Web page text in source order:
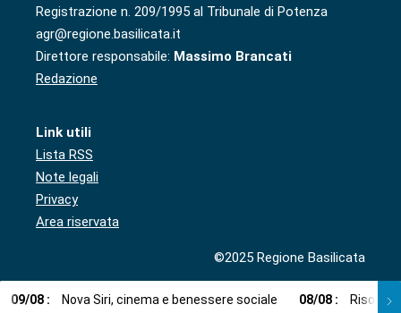
Registrazione n. 209/1995 al Tribunale di Potenza
agr@regione.basilicata.it
Direttore responsabile: Massimo Brancati
Redazione
Link utili
Lista RSS
Note legali
Privacy
Area riservata
©2025 Regione Basilicata
09/08 : Nova Siri, cinema e benessere sociale 08/08 : Risorse